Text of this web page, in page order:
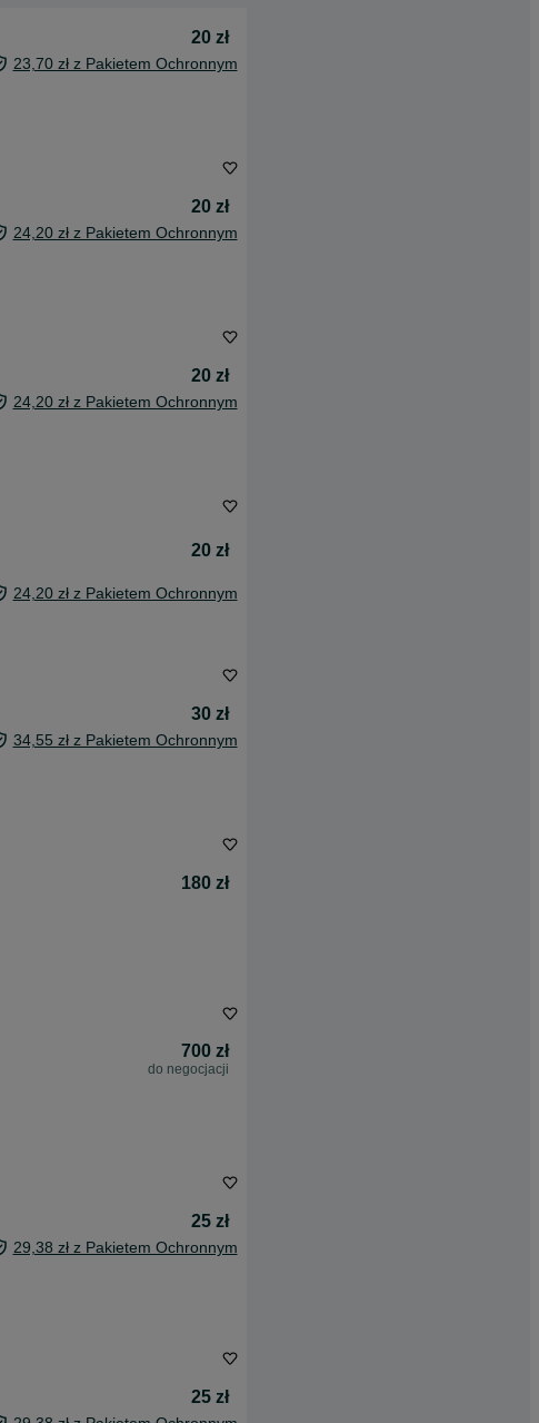
20 zł
23,70 zł z Pakietem Ochronnym
20 zł
24,20 zł z Pakietem Ochronnym
20 zł
24,20 zł z Pakietem Ochronnym
20 zł
24,20 zł z Pakietem Ochronnym
30 zł
34,55 zł z Pakietem Ochronnym
180 zł
700 zł
do negocjacji
25 zł
29,38 zł z Pakietem Ochronnym
25 zł